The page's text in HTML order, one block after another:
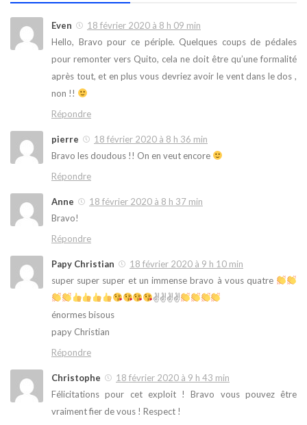
Even
18 février 2020 à 8 h 09 min
Hello, Bravo pour ce périple. Quelques coups de pédales
pour remonter vers Quito, cela ne doit être qu’une formalité
après tout, et en plus vous devriez avoir le vent dans le dos ,
non !!
Répondre
pierre
18 février 2020 à 8 h 36 min
Bravo les doudous !! On en veut encore
Répondre
Anne
18 février 2020 à 8 h 37 min
Bravo!
Répondre
Papy Christian
18 février 2020 à 9 h 10 min
super super super et un immense bravo à vous quatre
✌✌✌✌
énormes bisous
papy Christian
Répondre
Christophe
18 février 2020 à 9 h 43 min
Félicitations pour cet exploit ! Bravo vous pouvez être
vraiment fier de vous ! Respect !